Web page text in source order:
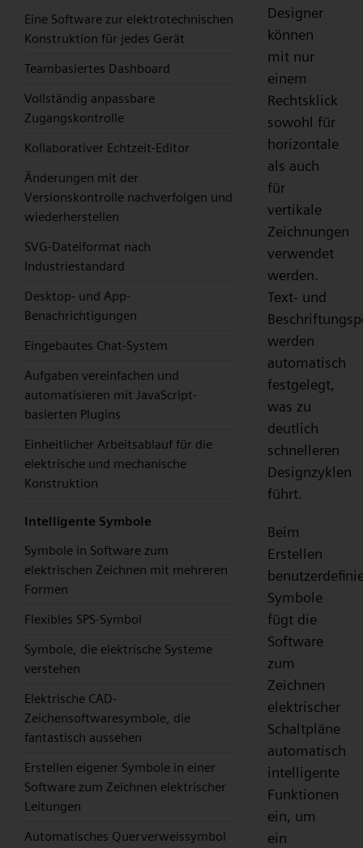
Eine Software zur elektrotechnischen
Konstruktion für jedes Gerät
Teambasiertes Dashboard
Vollständig anpassbare
Zugangskontrolle
Kollaborativer Echtzeit-Editor
Änderungen mit der
Versionskontrolle nachverfolgen und
wiederherstellen
SVG-Dateiformat nach
Industriestandard
Desktop- und App-
Benachrichtigungen
Eingebautes Chat-System
Aufgaben vereinfachen und
automatisieren mit JavaScript-
basierten Plugins
Einheitlicher Arbeitsablauf für die
elektrische und mechanische
Konstruktion
Intelligente Symbole
Symbole in Software zum
elektrischen Zeichnen mit mehreren
Formen
Flexibles SPS-Symbol
Symbole, die elektrische Systeme
verstehen
Elektrische CAD-
Zeichensoftwaresymbole, die
fantastisch aussehen
Erstellen eigener Symbole in einer
Software zum Zeichnen elektrischer
Leitungen
Automatisches Querverweissymbol
Designer
können
mit nur
einem
Rechtsklick
sowohl für
horizontale
als auch
für
vertikale
Zeichnungen
verwendet
werden.
Text- und
werden
automatisch
festgelegt,
was zu
deutlich
schnelleren
Designzyklen
führt.
Beim
Erstellen
Symbole
fügt die
Software
zum
Zeichnen
elektrischer
Schaltpläne
automatisch
intelligente
Funktionen
ein, um
ein